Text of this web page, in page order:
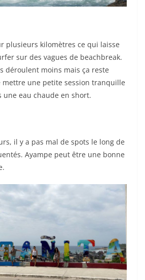
plusieurs kilomètres ce qui laisse
sur des vagues de beachbreak.
déroulent moins mais ça reste
mettre une petite session tranquille
une eau chaude en short.
il y a pas mal de spots le long de
Ayampe peut être une bonne